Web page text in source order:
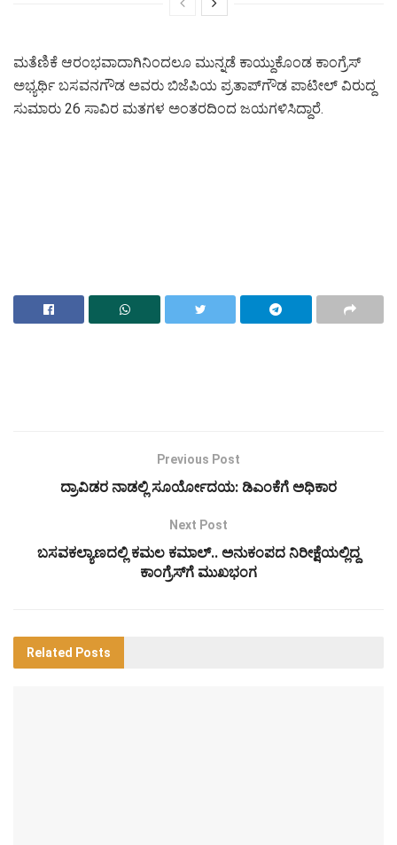
ಮತೆಣಿಕೆ ಆರಂಭವಾದಾಗಿನಿಂದಲೂ ಮುನ್ನಡೆ ಕಾಯ್ದುಕೊಂಡ ಕಾಂಗ್ರೆಸ್
ಅಭ್ಯರ್ಥಿ ಬಸವನಗೌಡ ಅವರು ಬಿಜೆಪಿಯ ಪ್ರತಾಪ್‌ಗೌಡ ಪಾಟೀಲ್ ವಿರುದ್ದ
ಸುಮಾರು 26 ಸಾವಿರ ಮತಗಳ ಅಂತರದಿಂದ ಜಯಗಳಿಸಿದ್ದಾರೆ.
Previous Post
ದ್ರಾವಿಡರ ನಾಡಲ್ಲಿ ಸೂರ್ಯೋದಯ: ಡಿಎಂಕೆಗೆ ಅಧಿಕಾರ
Next Post
ಬಸವಕಲ್ಯಾಣದಲ್ಲಿ ಕಮಲ ಕಮಾಲ್.. ಅನುಕಂಪದ ನಿರೀಕ್ಷೆಯಲ್ಲಿದ್ದ
ಕಾಂಗ್ರೆಸ್‌ಗೆ ಮುಖಭಂಗ
Related Posts